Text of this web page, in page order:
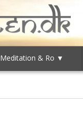
Meditation & Ro ▼